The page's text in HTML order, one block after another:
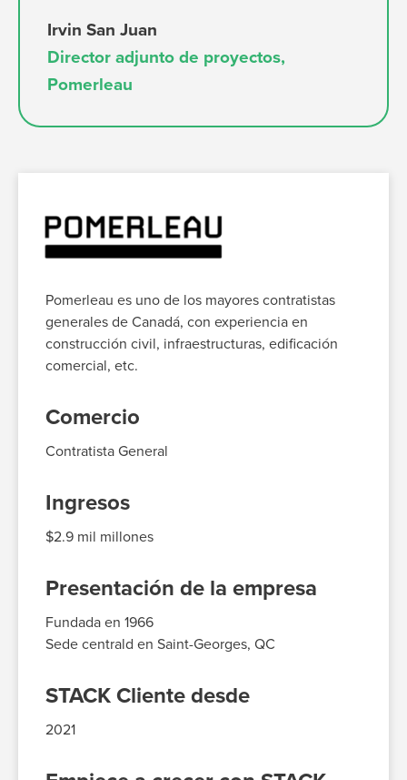
Irvin San Juan
Director adjunto de proyectos,
Pomerleau
Pomerleau es uno de los mayores contratistas
generales de Canadá, con experiencia en
construcción civil, infraestructuras, edificación
comercial, etc.
Comercio
Contratista General
Ingresos
$2.9 mil millones
Presentación de la empresa
Fundada en 1966
Sede centrald en Saint-Georges, QC
STACK Cliente desde
2021